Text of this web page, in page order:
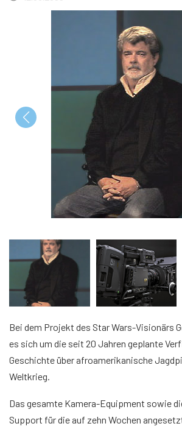
Bei dem Projekt des Star Wars-Visionärs
es sich um die seit 20 Jahren geplante
Geschichte über afroamerikanische
Weltkrieg.
Das gesamte Kamera-Equipment sowie
Support für die auf zehn Wochen